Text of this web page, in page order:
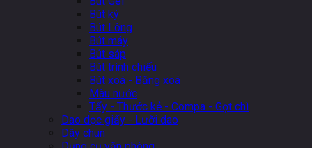
Bút ký
Bút Lông
Bút máy
Bút sáp
Bút trình chiếu
Bút xoá - Băng xoá
Màu nước
Tẩy - Thước kẻ - Compa - Gọt chì
Dao dọc giấy - Lưỡi dao
Dây chun